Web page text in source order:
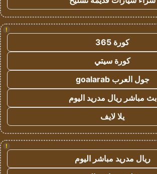
!
كورة 365
كورة سيتي
جول العرب goalarab
بث مباشر ريال مدريد اليوم
يلا لايف
!
ريال مدريد مباشر اليوم